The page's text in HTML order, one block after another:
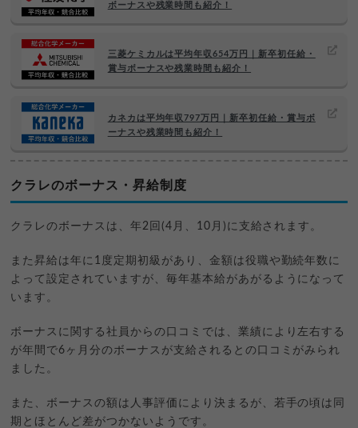
ボーナスや残業時間も紹介！
三菱ケミカルは平均年収654万円｜新卒初任給・
賞与ボーナスや残業時間も紹介！
カネカは平均年収797万円｜新卒初任給・賞与ボ
ーナスや残業時間も紹介！
クラレのボーナス・昇給制度
クラレのボーナスは、年2回(4月、10月)に支給されます。
また昇給は年に1度定期初級があり、金額は役職や勤続年数に
よって設定されていますが、毎年基本給があがるようになって
います。
ボーナスに関する社員からの口コミでは、業績により左右する
が年間で6ヶ月分のボーナスが支給されるとの口コミがみられ
ました。
また、ボーナスの額は人事評価により決まるが、若手の頃は同
期とほとんど差がつかないようです。